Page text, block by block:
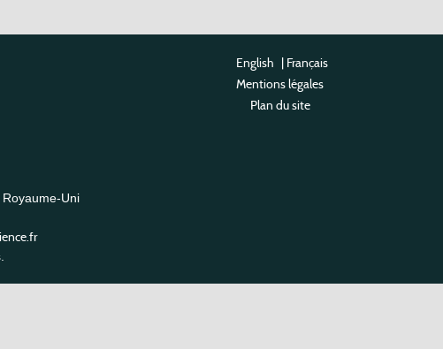
Uni
English | Français
Mentions légales
Plan du site